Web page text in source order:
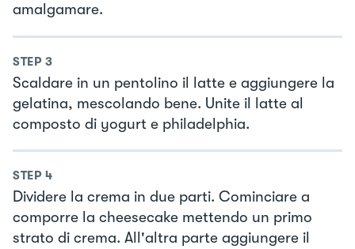
amalgamare.
STEP 3
Scaldare in un pentolino il latte e aggiungere la
gelatina, mescolando bene. Unite il latte al
composto di yogurt e philadelphia.
STEP 4
Dividere la crema in due parti. Cominciare a
comporre la cheesecake mettendo un primo
strato di crema. All'altra parte aggiungere il